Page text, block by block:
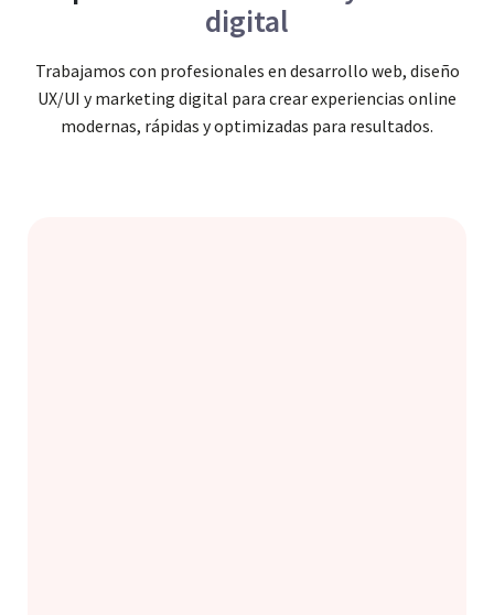
digital
Trabajamos con profesionales en desarrollo web, diseño
UX/UI y marketing digital para crear experiencias online
modernas, rápidas y optimizadas para resultados.